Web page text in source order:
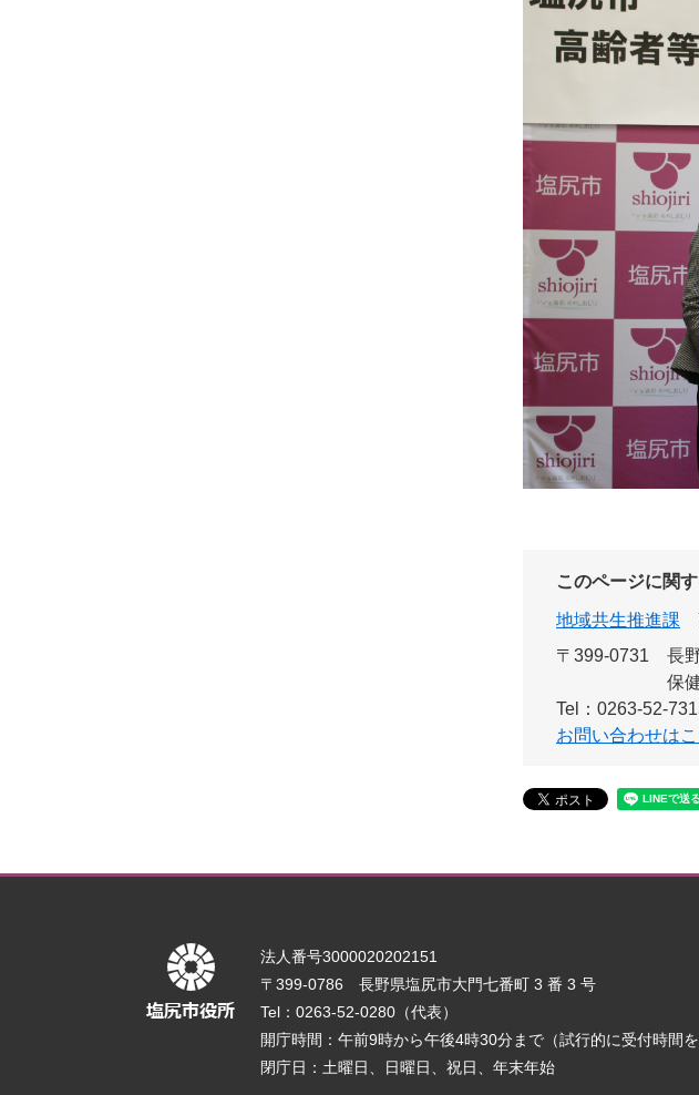
このページに関
地域共生推進課
〒399-0731
長
保
Tel：0263-52-
お問い合わせは
法人番号3000020202151
〒399-0786 長野県塩尻市大門七番町 3 番 3 号
Tel：0263-52-0280（代表）
開庁時間：午前9時から午後4時30分まで（試行的に受付時間を
閉庁日：土曜日、日曜日、祝日、年末年始